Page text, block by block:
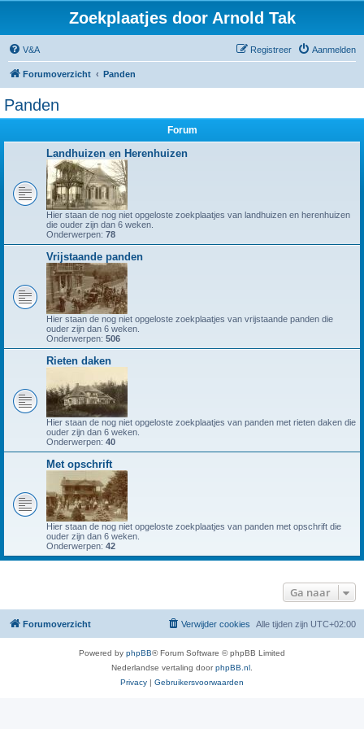
Zoekplaatjes door Arnold Tak
V&A Aanmelden
Registreer
Forumoverzicht Panden
Panden
Forum
Landhuizen en Herenhuizen
Hier staan de nog niet opgeloste zoekplaatjes van landhuizen en herenhuizen
die ouder zijn dan 6 weken.
Onderwerpen: 78
Vrijstaande panden
Hier staan de nog niet opgeloste zoekplaatjes van vrijstaande panden die
ouder zijn dan 6 weken.
Onderwerpen: 506
Rieten daken
Hier staan de nog niet opgeloste zoekplaatjes van panden met rieten daken die
ouder zijn dan 6 weken.
Onderwerpen: 40
Met opschrift
Hier staan de nog niet opgeloste zoekplaatjes van panden met opschrift die
ouder zijn dan 6 weken.
Onderwerpen: 42
Ga naar
Forumoverzicht Alle tijden zijn UTC+02:00
Verwijder cookies
Powered by phpBB® Forum Software © phpBB Limited
Nederlandse vertaling doorphpBB.nl
Privacy | Gebruikersvoorwaarden